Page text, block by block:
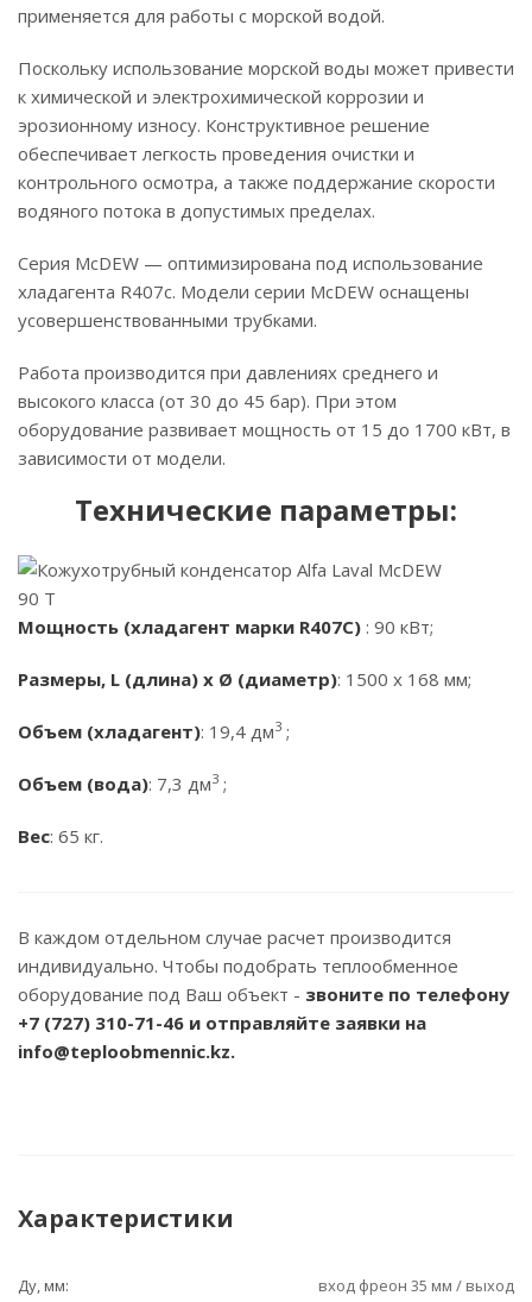
применяется для работы с морской водой.
Поскольку использование морской воды может привести
к химической и электрохимической коррозии и
эрозионному износу. Конструктивное решение
обеспечивает легкость проведения очистки и
контрольного осмотра, а также поддержание скорости
водяного потока в допустимых пределах.
Серия McDEW — оптимизирована под использование
хладагента R407c. Модели серии McDEW оснащены
усовершенствованными трубками.
Работа производится при давлениях среднего и
высокого класса (от 30 до 45 бар). При этом
оборудование развивает мощность от 15 до 1700 кВт, в
зависимости от модели.
Технические параметры:
Мощность (хладагент марки R407C) : 90 кВт;
Размеры, L (длина) x Ø (диаметр): 1500 x 168 мм;
Объем (хладагент): 19,4 дм3 ;
Объем (вода): 7,3 дм3 ;
Вес: 65 кг.
В каждом отдельном случае расчет производится
индивидуально. Чтобы подобрать теплообменное
оборудование под Ваш объект - звоните по телефону
+7 (727) 310-71-46 и отправляйте заявки на
info@teploobmennic.kz.
Характеристики
Ду, мм:
вход фреон 35 мм / выход